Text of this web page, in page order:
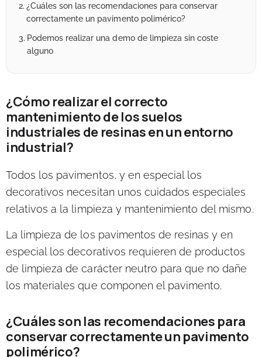
¿Cuáles son las recomendaciones para conservar
correctamente un pavimento polimérico?
Podemos realizar una demo de limpieza sin coste
alguno
¿Cómo realizar el correcto
mantenimiento de los suelos
industriales de resinas en un entorno
industrial?
Todos los pavimentos, y en especial los
decorativos necesitan unos cuidados especiales
relativos a la limpieza y mantenimiento del mismo.
La limpieza de los pavimentos de resinas y en
especial los decorativos requieren de productos
de limpieza de carácter neutro para que no dañe
los materiales que componen el pavimento.
¿Cuáles son las recomendaciones para
conservar correctamente un pavimento
polimérico?